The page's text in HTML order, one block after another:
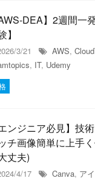
AWS-DEA】2週間一
】
3/21 AWS,
, IT, Udemy
エンジニア必見】技
チ画像簡単に上手
丈夫)
4/17 Canva, ア